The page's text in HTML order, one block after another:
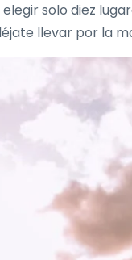
solo diez
llevar por la